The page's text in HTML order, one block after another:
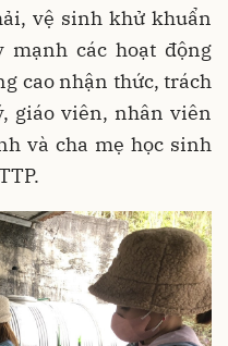
vệ sinh khử khuẩn
mạnh các hoạt động
cao nhận thức, trách
giáo viên, nhân viên
và cha mẹ học sinh